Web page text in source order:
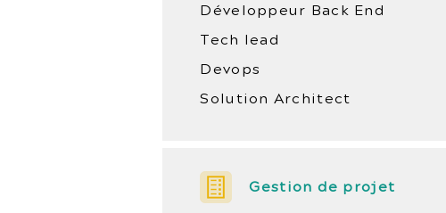
Développeur Back End
Tech lead
Devops
Solution Architect
Gestion de projet